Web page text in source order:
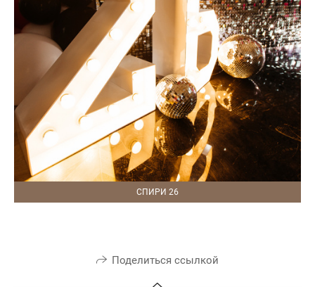
СПИРИ 26
Поделиться ссылкой